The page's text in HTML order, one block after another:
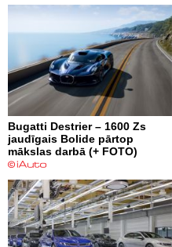
Bugatti Destrier – 1600 Zs
jaudīgais Bolide pārtop
mākslas darbā (+ FOTO)